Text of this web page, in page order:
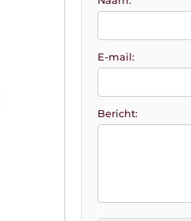
E-mail:
Bericht: